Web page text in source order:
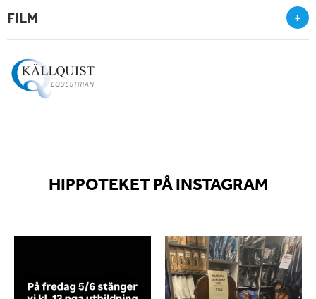
FILM +
HIPPOTEKET PÅ INSTAGRAM